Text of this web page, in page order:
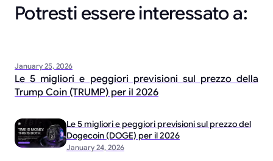
Potresti essere interessato a:
January 25, 2026
Le 5 migliori e peggiori previsioni sul prezzo della
Trump Coin (TRUMP) per il 2026
January 24, 2026
Le 5 migliori e peggiori previsioni sul prezzo del
Dogecoin (DOGE) per il 2026